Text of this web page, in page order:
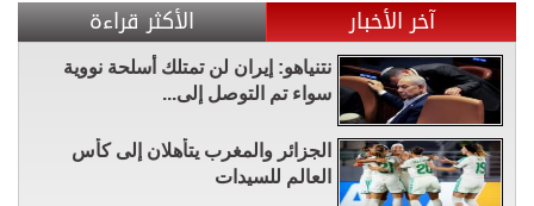
آخر الأخبار الأكثر قراءة
نتنياهو: إيران لن تمتلك أسلحة نووية
سواء تم التوصل إلى...
الجزائر والمغرب يتأهلان إلى كأس
العالم للسيدات